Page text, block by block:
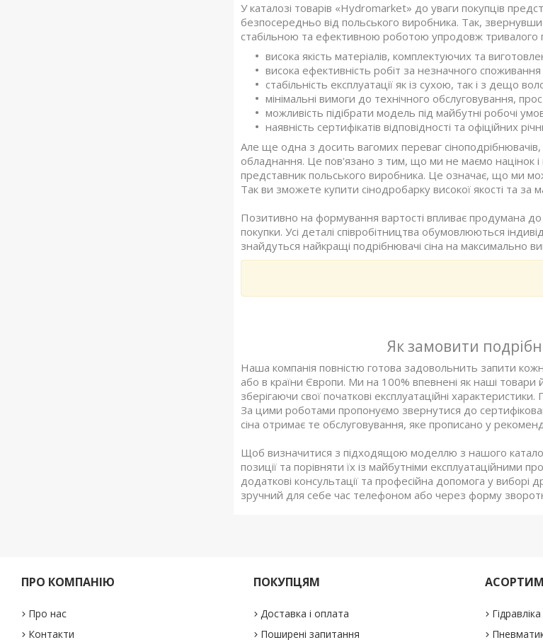
У каталозі товарів «Hydromarket» до уваги покупців
безпосередньо від польського виробника. Так,
стабільною та ефективною роботою упродовж тривалого
висока якість матеріалів, комплектуючих та
висока ефективність робіт за незначного споживання
стабільність експлуатації як із сухою, так і з дещо
мінімальні вимоги до технічного обслуговування,
можливість підібрати модель під майбутні робочі
наявність сертифікатів відповідності та офіційних
Але ще одна з досить вагомих переваг
обладнання. Це пов'язано з тим, що ми не маємо націнок і
представник польського виробника. Це означає, що ми
Так ви зможете купити сінодробарку високої якості та
Позитивно на формування вартості впливає продумана до
покупки. Усі деталі співробітництва обумовлюються
знайдуться найкращі подрібнювачі сіна на максимально
Як замовити
Наша компанія повністю готова задовольнить запити
або в країни Європи. Ми на 100% впевнені як наші
зберігаючи свої початкові експлуатаційні
За цими роботами пропонуємо звернутися до
сіна отримає те обслуговування, яке прописано у
Щоб визначитися з підходящою моделлю з нашого
позиції та порівняти їх із майбутніми експлуатаційними
додаткові консультації та професійна допомога у
зручний для себе час телефоном або через форму
ПРО КОМПАНІЮ
Про нас
Контакти
ПОКУПЦЯМ
Доставка і оплата
Поширені запитання
Гідравліка